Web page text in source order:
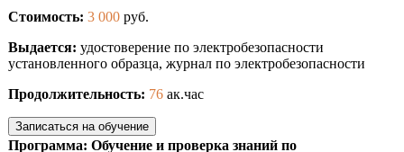
Стоимость: 3 000 руб.
Выдается: удостоверение по электробезопасности
установленного образца, журнал по электробезопасности
Продолжительность: 76 ак.час
Записаться на обучение
Программа: Обучение и проверка знаний по